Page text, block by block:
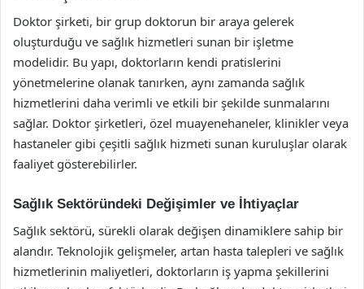
Doktor şirketi, bir grup doktorun bir araya gelerek
oluşturduğu ve sağlık hizmetleri sunan bir işletme
modelidir. Bu yapı, doktorların kendi pratislerini
yönetmelerine olanak tanırken, aynı zamanda sağlık
hizmetlerini daha verimli ve etkili bir şekilde sunmalarını
sağlar. Doktor şirketleri, özel muayenehaneler, klinikler veya
hastaneler gibi çeşitli sağlık hizmeti sunan kuruluşlar olarak
faaliyet gösterebilirler.
Sağlık Sektöründeki Değişimler ve İhtiyaçlar
Sağlık sektörü, sürekli olarak değişen dinamiklere sahip bir
alandır. Teknolojik gelişmeler, artan hasta talepleri ve sağlık
hizmetlerinin maliyetleri, doktorların iş yapma şekillerini